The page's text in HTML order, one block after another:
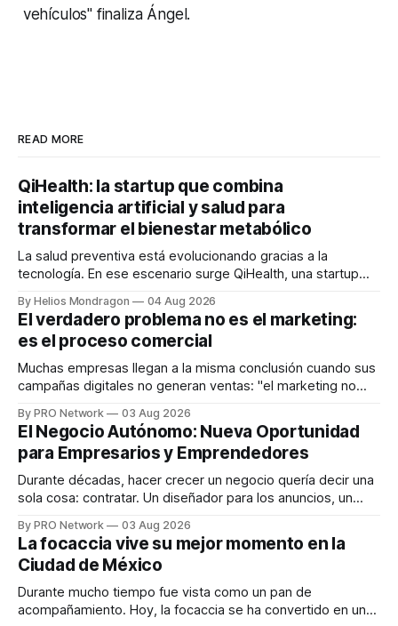
vehículos" finaliza Ángel.
READ MORE
QiHealth: la startup que combina
inteligencia artificial y salud para
transformar el bienestar metabólico
La salud preventiva está evolucionando gracias a la
tecnología. En ese escenario surge QiHealth, una startup
dispositivos inteligentes, inteligencia artificial y monitoreo
en tiempo real para ayudar a las personas a tomar mejores
decisiones sobre su salud metabólica. Su propuesta busca
responder
By Helios Mondragon 04 Aug 2026
El verdadero problema no es el marketing:
es el proceso comercial
Muchas empresas llegan a la misma conclusión cuando sus
campañas digitales no generan ventas: "el marketing no
INTERIUS, el problema suele estar en otro lugar. Durante
una entrevista para el podcast SER PRO, el especialista en
marketing digital explicó que
By PRO Network 03 Aug 2026
El Negocio Autónomo: Nueva Oportunidad
para Empresarios y Emprendedores
Durante décadas, hacer crecer un negocio quería decir una
sola cosa: contratar. Un diseñador para los anuncios, un
para los textos, alguien que supiera de publicidad digital
para encontrar prospectos, un vendedor para atender
llamadas y mensajes, y —con suerte— una persona
By PRO Network 03 Aug 2026
La focaccia vive su mejor momento en la
Ciudad de México
Durante mucho tiempo fue vista como un pan de
acompañamiento. Hoy, la focaccia se ha convertido en uno